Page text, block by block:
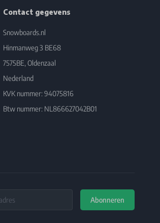
Contact gegevens
Snowboards.nl
Hinmanweg 3 BE68
7575BE, Oldenzaal
Nederland
KVK nummer: 94075816
Btw nummer: NL866627042B01
Abonneren